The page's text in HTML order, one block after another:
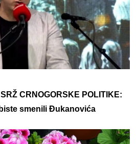
CRNOGORSKE POLITIKE:
smenili Đukanovića